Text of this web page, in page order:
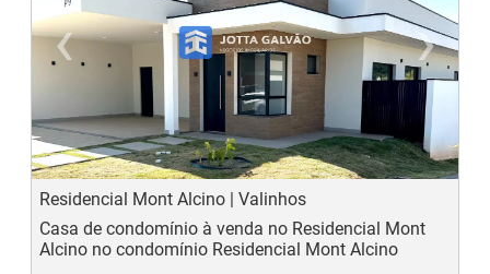
‹
Previous
›
Residencial Mont Alcino | Valinhos
Casa de condomínio à venda no Residencial Mont
Alcino no condomínio Residencial Mont Alcino